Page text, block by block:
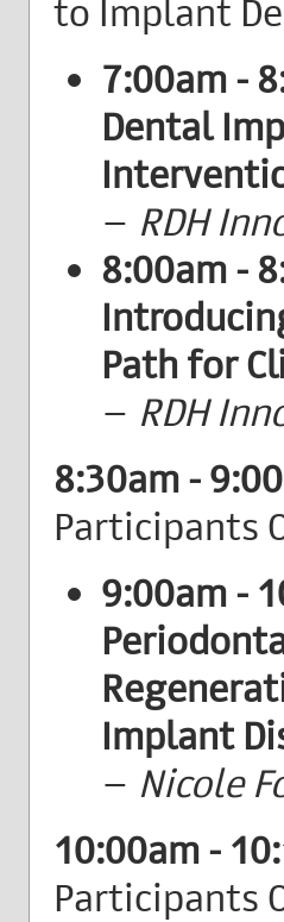
to Implant
7:00am -
Dental
– RDH
8:00am -
Path for
– RDH
8:30am -
Participants
9:00am -
Implant
– Nicole
10:00am -
Participants